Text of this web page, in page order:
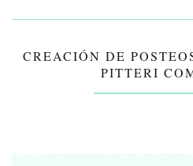
CREACIÓN DE
PITTERI